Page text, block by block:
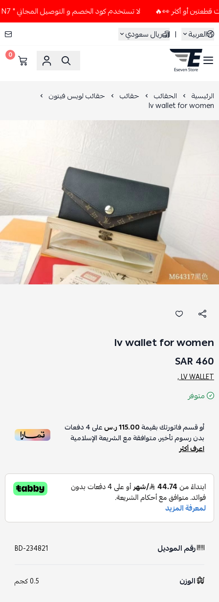
لا تستخدم كود الخصم و التوصيل المجاني " N7 " إلا إذا طلبت قطعتين أو أكثر 👀🔥
العربية
| ريال سعودي
ESEVEN STORE
0
الرئيسية الحقائب حقائب حقائب لويس فيتون
lv wallet for women
lv wallet for women
460 SAR
LV WALLET ,
متوفر
أو قسم فاتورتك بقيمة115.00 ر.س على4دفعات
بدون رسوم تأخير، متوافقة مع الشريعة الإسلامية
اعرف أكثر
رقم الموديل BD-234821
الوزن 0.5 كجم